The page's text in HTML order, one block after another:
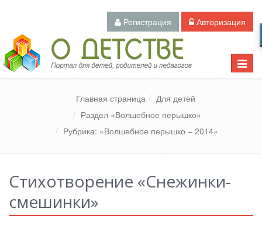
Регистрация Авторизация
Toggle
Педагогический портал «О детстве»
Главная страница
Для детей
Раздел «Волшебное перышко»
Рубрика: «Волшебное перышко – 2014»
Стихотворение «Снежинки-
смешинки»